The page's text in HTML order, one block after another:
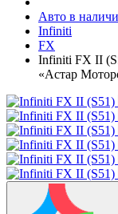
Авто в
Infiniti
FX
Infiniti FX II
«Астар